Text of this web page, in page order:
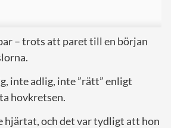
– trots att paret till en början
inte adlig, inte ”rätt” enligt
hovkretsen.
hjärtat, och det var tydligt att hon